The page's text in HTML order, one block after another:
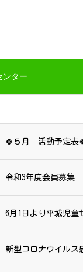
ンター
🍀５月 活動予定表
令和3年度会員募集
6月1日より平城児童
新型コロナウイルス